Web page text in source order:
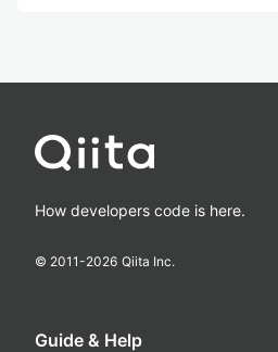
How developers code is here.
© 2011-2026 Qiita Inc.
Guide & Help